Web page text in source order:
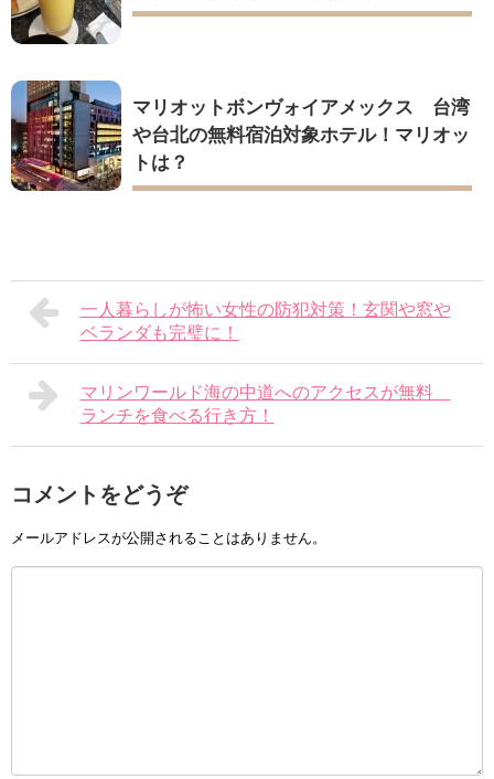
マリオットボンヴォイアメックス 台湾
や台北の無料宿泊対象ホテル！マリオッ
トは？
一人暮らしが怖い女性の防犯対策！玄関や窓や
ベランダも完璧に！
マリンワールド海の中道へのアクセスが無料
ランチを食べる行き方！
コメントをどうぞ
メールアドレスが公開されることはありません。